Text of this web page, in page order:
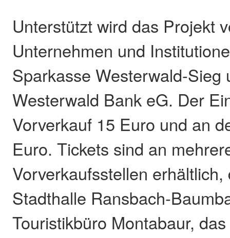
Unterstützt wird das Projekt
Unternehmen und
Sparkasse Westerwald-Sieg
Westerwald Bank eG. Der
Vorverkauf 15 Euro und an
Euro. Tickets sind an
Vorverkaufsstellen
Stadthalle Ransbach-
Touristikbüro Montabaur,